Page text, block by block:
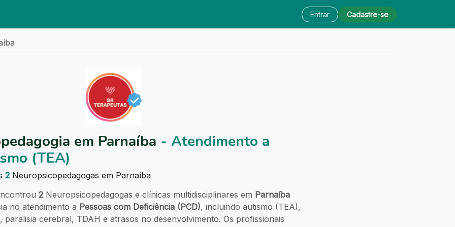
Entrar Cadastre-se
em Parnaíba - Atendimento a
(TEA)
2 Neuropsicopedagogas em Parnaíba
2 Neuropsicopedagogas e clínicas multidisciplinares em Parnaíba
no atendimento a Pessoas com Deficiência (PCD), incluindo autismo (TEA),
paralisia cerebral, TDAH e atrasos no desenvolvimento. Os profissionais